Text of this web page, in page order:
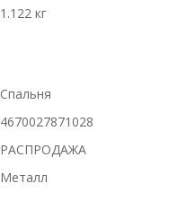
1.122 кг
Спальня
4670027871028
РАСПРОДАЖА
Металл